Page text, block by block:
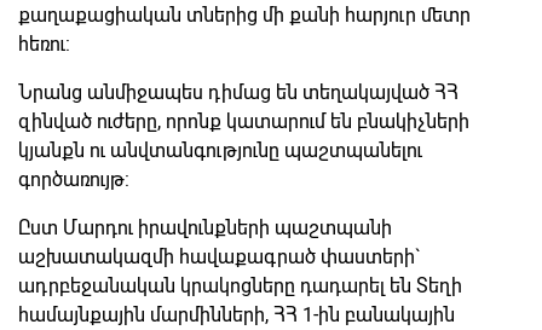
քաղաքացիական տներից մի քանի հարյուր մետր
հեռու:
Նրանց անմիջապես դիմաց են տեղակայված ՀՀ
զինված ուժերը, որոնք կատարում են բնակիչների
կյանքն ու անվտանգությունը պաշտպանելու
գործառույթ:
Ըստ Մարդու իրավունքների պաշտպանի
աշխատակազմի հավաքագրած փաստերի`
ադրբեջանական կրակոցները դադարել են Տեղի
համայնքային մարմինների, ՀՀ 1-ին բանակային